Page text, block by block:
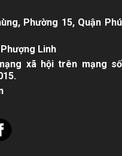
Phường 15, Quận Phú
Linh
xã hội trên mạng số